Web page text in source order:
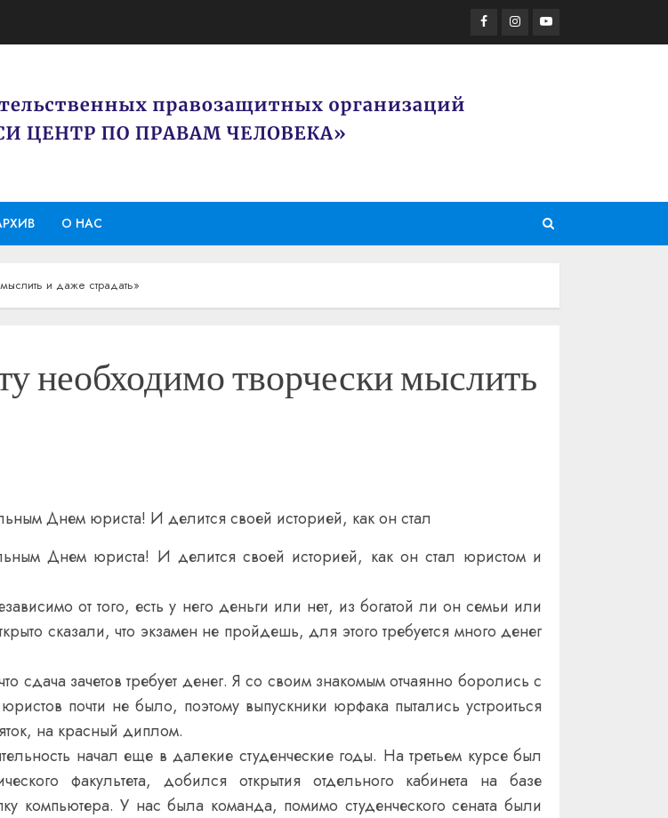
Facebook
Instagram
Youtube
О НАС
и даже страдать»
необходимо творчески мыслить
Днем юриста! И делится своей историей, как он стал
Днем юриста! И делится своей историей, как он стал юристом и
от того, есть у него деньги или нет, из богатой ли он семьи или
сказали, что экзамен не пройдешь, для этого требуется много денег
зачетов требует денег. Я со своим знакомым отчаянно боролись с
почти не было, поэтому выпускники юрфака пытались устроиться
на красный диплом.
начал еще в далекие студенческие годы. На третьем курсе был
факультета, добился открытия отдельного кабинета на базе
компьютера. У нас была команда, помимо студенческого сената были